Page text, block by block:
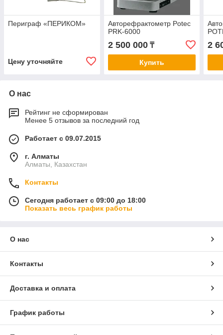
Периграф «ПЕРИКОМ»
Цену уточняйте
Авторефрактометр Potec
PRK-6000
2 500 000₸
Купить
2
О нас
Рейтинг не сформирован
Менее 5 отзывов за последний год
Работает с 09.07.2015
г. Алматы
Алматы, Казахстан
Контакты
Сегодня работает с 09:00 до 18:00
Показать весь график работы
О нас
Контакты
Доставка и оплата
График работы